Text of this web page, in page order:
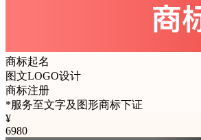
商标起名
图文LOGO设计
商标注册
*服务至文字及图形商标下证
¥
6980